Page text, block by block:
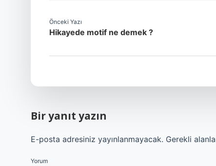
Önceki Yazı
Hikayede motif ne demek ?
Bir yanıt yazın
E-posta adresiniz yayınlanmayacak. Gerekli
Yorum